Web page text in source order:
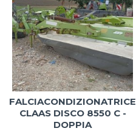
FALCIACONDIZIONATRICE
CLAAS DISCO 8550 C -
DOPPIA